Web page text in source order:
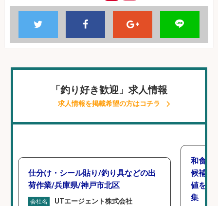
「釣り好き歓迎」求人情報
求人情報を掲載希望の方はコチラ
仕分け・シール貼り/釣り具などの出
荷作業/兵庫県/神戸市北区
会社名 UTエージェント株式会社
和食,
候補/
値を上
集